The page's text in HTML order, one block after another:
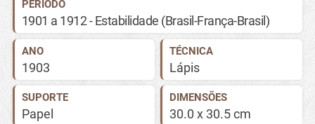
PERÍODO
1901 a 1912 - Estabilidade (Brasil-França-Brasil)
ANO
1903
TÉCNICA
Lápis
SUPORTE
Papel
DIMENSÕES
30.0 x 30.5 cm